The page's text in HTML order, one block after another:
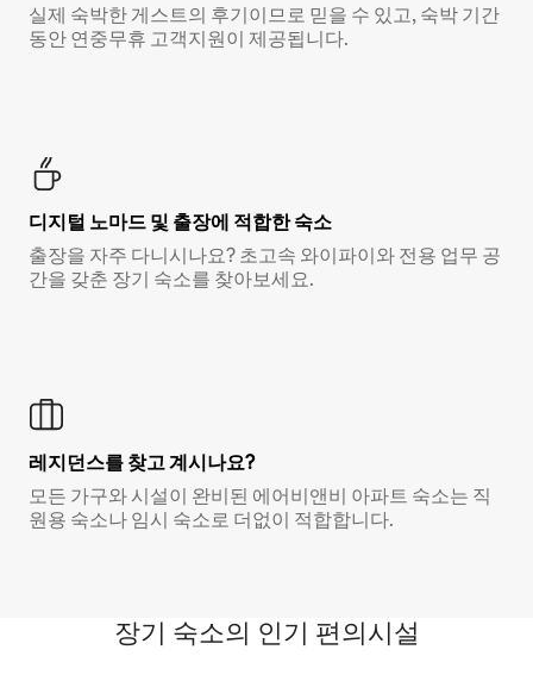
실제 숙박한 게스트의 후기이므로 믿을 수 있고, 숙박 기간
동안 연중무휴 고객지원이 제공됩니다.
디지털 노마드 및 출장에 적합한 숙소
출장을 자주 다니시나요? 초고속 와이파이와 전용 업무 공
간을 갖춘 장기 숙소를 찾아보세요.
레지던스를 찾고 계시나요?
모든 가구와 시설이 완비된 에어비앤비 아파트 숙소는 직
원용 숙소나 임시 숙소로 더없이 적합합니다.
장기 숙소의 인기 편의시설